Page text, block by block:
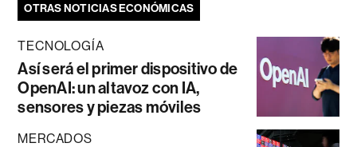
OTRAS NOTICIAS ECONÓMICAS
TECNOLOGÍA
Así será el primer dispositivo de
OpenAI: un altavoz con IA,
sensores y piezas móviles
MERCADOS